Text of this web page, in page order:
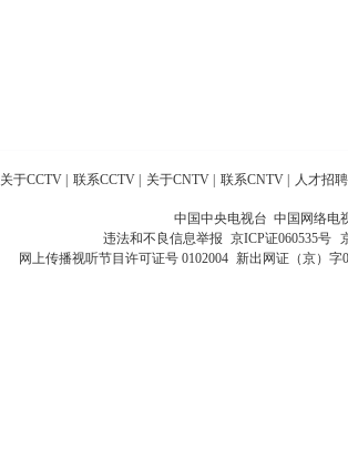
关于CCTV 联系CCTV 关于CNTV 联系CNTV 人才招聘
中国中央电视台 中国网络电
违法和不良信息举报 京ICP证060535号
网上传播视听节目许可证号 0102004 新出网证（京）